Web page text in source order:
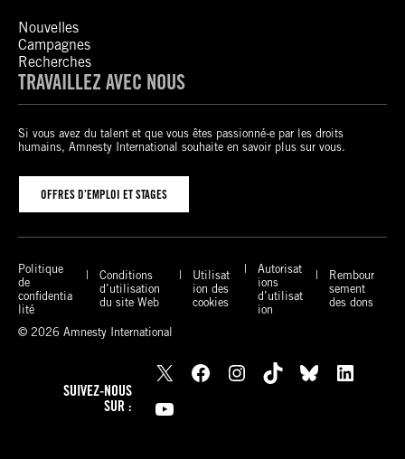
Nouvelles
Campagnes
Recherches
TRAVAILLEZ AVEC NOUS
Si vous avez du talent et que vous êtes passionné-e par les droits
humains, Amnesty International souhaite en savoir plus sur vous.
OFFRES D’EMPLOI ET STAGES
Politique
de
confidentia
lité
Conditions
d’utilisation
du site Web
Utilisat
ion des
cookies
Autorisat
ions
d’utilisat
ion
Rembour
sement
des dons
© 2026 Amnesty International
SUIVEZ-NOUS
SUR :
X Facebook Instagram TikTok Bluesky
LinkedIn
YouTube